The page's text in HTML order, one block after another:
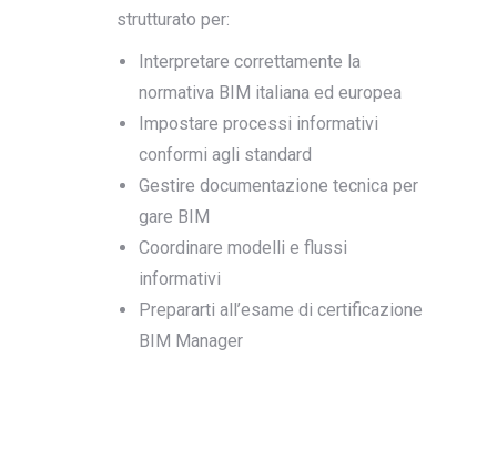
strutturato per:
Interpretare correttamente la
normativa BIM italiana ed europea
Impostare processi informativi
conformi agli standard
Gestire documentazione tecnica per
gare BIM
Coordinare modelli e flussi
informativi
Prepararti all’esame di certificazione
BIM Manager